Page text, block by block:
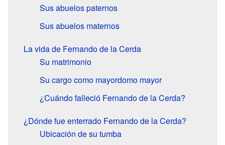
Sus abuelos paternos
Sus abuelos maternos
La vida de Fernando de la Cerda
Su matrimonio
Su cargo como mayordomo mayor
¿Cuándo falleció Fernando de la Cerda?
¿Dónde fue enterrado Fernando de la Cerda?
Ubicación de su tumba